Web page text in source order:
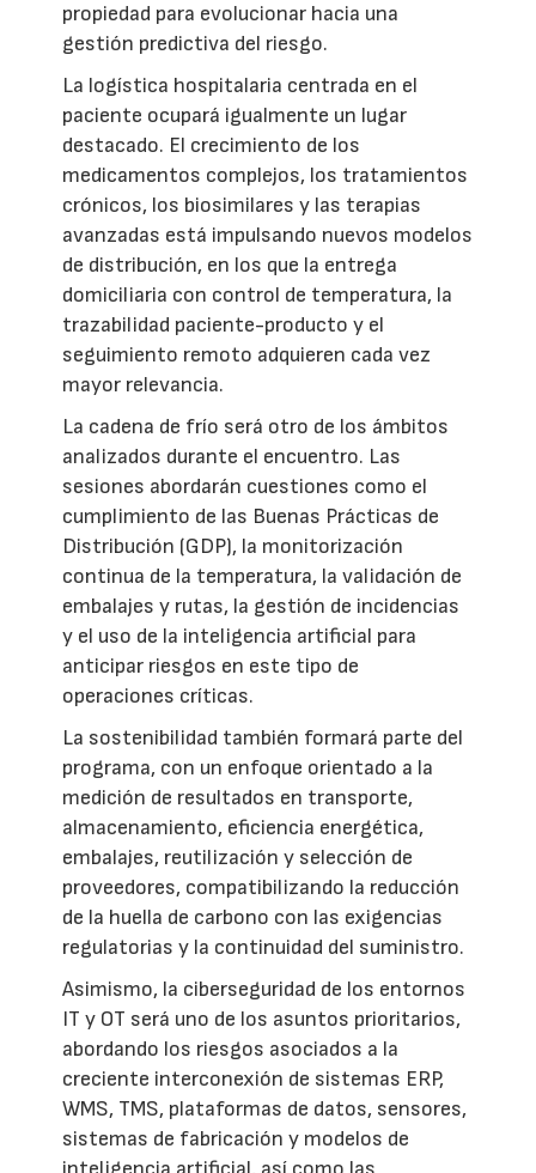
propiedad para evolucionar hacia una
gestión predictiva del riesgo.
La logística hospitalaria centrada en el
paciente ocupará igualmente un lugar
destacado. El crecimiento de los
medicamentos complejos, los tratamientos
crónicos, los biosimilares y las terapias
avanzadas está impulsando nuevos modelos
de distribución, en los que la entrega
domiciliaria con control de temperatura, la
trazabilidad paciente-producto y el
seguimiento remoto adquieren cada vez
mayor relevancia.
La cadena de frío será otro de los ámbitos
analizados durante el encuentro. Las
sesiones abordarán cuestiones como el
cumplimiento de las Buenas Prácticas de
Distribución (GDP), la monitorización
continua de la temperatura, la validación de
embalajes y rutas, la gestión de incidencias
y el uso de la inteligencia artificial para
anticipar riesgos en este tipo de
operaciones críticas.
La sostenibilidad también formará parte del
programa, con un enfoque orientado a la
medición de resultados en transporte,
almacenamiento, eficiencia energética,
embalajes, reutilización y selección de
proveedores, compatibilizando la reducción
de la huella de carbono con las exigencias
regulatorias y la continuidad del suministro.
Asimismo, la ciberseguridad de los entornos
IT y OT será uno de los asuntos prioritarios,
abordando los riesgos asociados a la
creciente interconexión de sistemas ERP,
WMS, TMS, plataformas de datos, sensores,
sistemas de fabricación y modelos de